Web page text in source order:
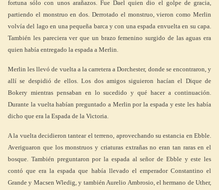
fortuna sólo con unos arañazos. Fue Dael quien dio el golpe de gracia,
partiendo el monstruo en dos. Derrotado el monstruo, vieron como Merlin
volvía del lago en una pequeña barca y con una espada envuelta en su capa.
También les pareciera ver que un brazo femenino surgido de las aguas era
quien había entregado la espada a Merlin.
Merlin les llevó de vuelta a la carretera a Dorchester, donde se encontraron, y
allí se despidió de ellos. Los dos amigos siguieron hacían el Dique de
Bokery mientras pensaban en lo sucedido y qué hacer a continuación.
Durante la vuelta habían preguntado a Merlin por la espada y este les había
dicho que era la Espada de la Victoria.
A la vuelta decidieron tantear el terreno, aprovechando su estancia en Ebble.
Averiguaron que los monstruos y criaturas extrañas no eran tan raras en el
bosque. También preguntaron por la espada al señor de Ebble y este les
contó que era la espada que había llevado el emperador Constantino el
Grande y Macsen Wledig, y también Aurelio Ambrosio, el hermano de Uther,